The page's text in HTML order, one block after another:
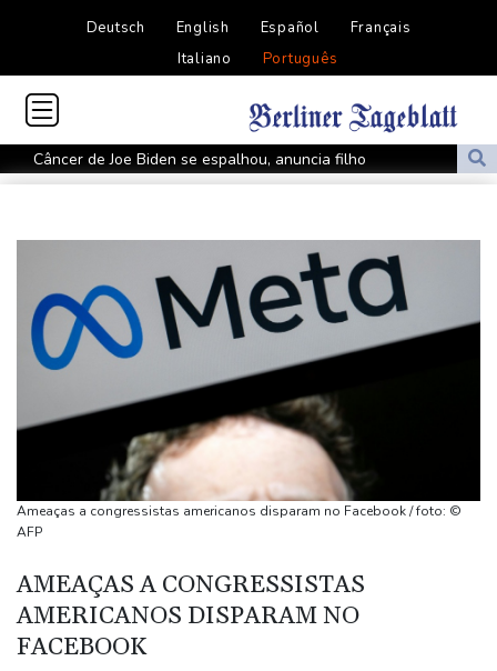
Deutsch English Español
Français
Italiano
Português
Câncer de Joe Biden se espalhou, anuncia filho
MP do Equador acusa sete supostos idealizadores do
Fifa contra-ataca e denuncia 'um esforço orquestrado para minar
seu presidente'
Turistas da Colômbia morrem em acidente de helicóptero no Rio
de Janeiro
Atentados marcam primeiro dia do novo governo na Colômbia
Swiatek vence Kostyuk de virada e avança às quartas de final
WTA 1000 de Toronto
Turistas da Colômbia morrem em acidente de helicóptero no Rio
(imprensa)
Espanha inicia controle na fronteira com Itália após crise
Após renovar com Real Madrid, Vini joga com braçadeira de
capitão na vitória sobre o Ferencvaros
Simeone reafirma que decisão sobre Julián Álvarez já foi tomada
Ameaças a congressistas americanos disparam no Facebook / foto: ©
AFP
AMEAÇAS A CONGRESSISTAS
AMERICANOS DISPARAM NO
FACEBOOK